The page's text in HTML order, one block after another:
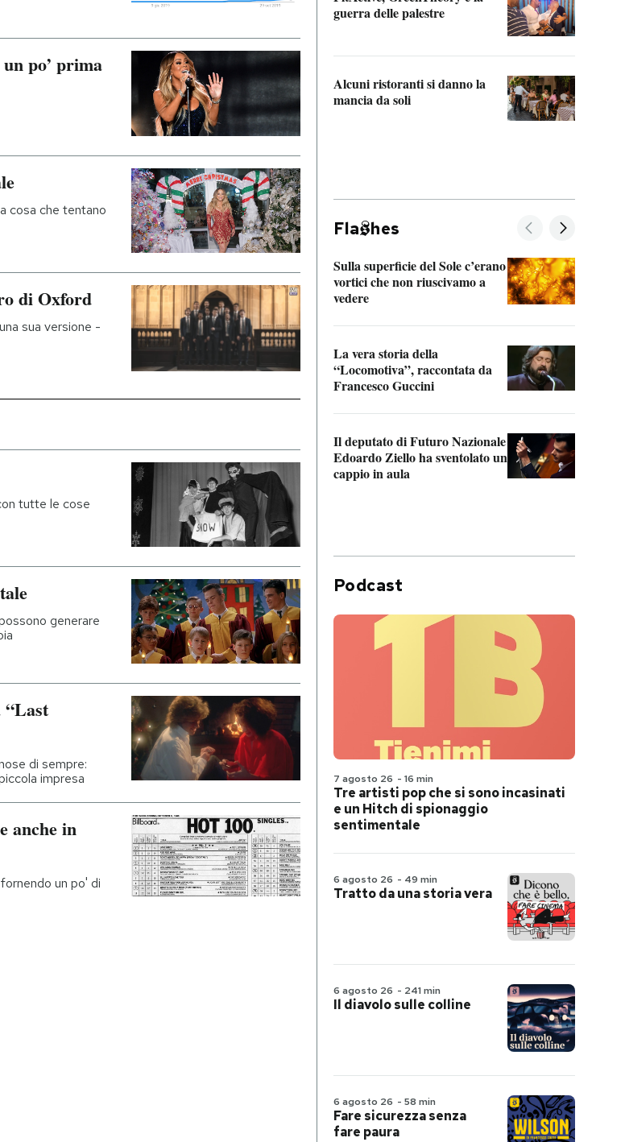
po’ prima
cosa che tentano
di Oxford
sua versione -
tutte le cose
generare
“Last
di sempre:
impresa
anche in
un po' di
guerra delle palestre
Alcuni ristoranti si danno la
mancia da soli
Fla hes
Sulla superficie del Sole c’erano
vortici che non riuscivamo a
vedere
La vera storia della
“Locomotiva”, raccontata da
Francesco Guccini
Il deputato di Futuro Nazionale
Edoardo Ziello ha sventolato un
cappio in aula
Podcast
7 agosto 26 - 16 min
Tre artisti pop che si sono incasinati
e un Hitch di spionaggio
sentimentale
6 agosto 26 - 49 min
Tratto da una storia vera
6 agosto 26 - 241 min
Il diavolo sulle colline
6 agosto 26 - 58 min
Fare sicurezza senza
fare paura